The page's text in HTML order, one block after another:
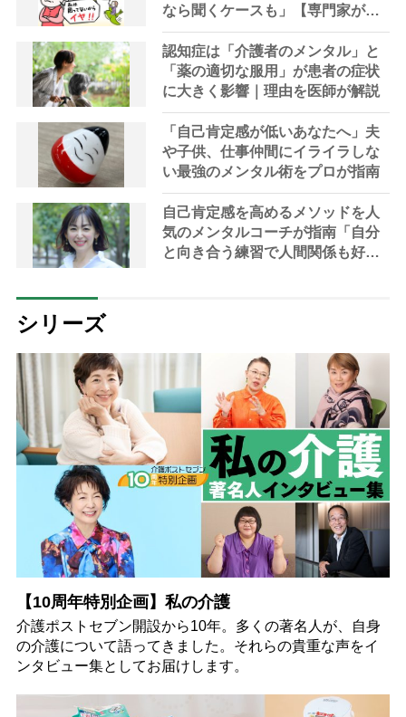
なら聞くケースも」【専門家が教
える難聴対策Vol.3】
認知症は「介護者のメンタル」と
「薬の適切な服用」が患者の症状
に大きく影響｜理由を医師が解説
「自己肯定感が低いあなたへ」夫
や子供、仕事仲間にイライラしな
い最強のメンタル術をプロが指南
自己肯定感を高めるメソッドを人
気のメンタルコーチが指南「自分
と向き合う練習で人間関係も好転
シリーズ
【10周年特別企画】私の介護
介護ポストセブン開設から10年。多くの著名人が、自身
の介護について語ってきました。それらの貴重な声をイ
ンタビュー集としてお届けします。